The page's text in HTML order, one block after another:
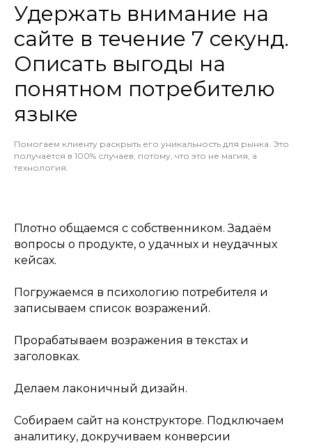
Удержать внимание на
сайте в течение 7 секунд.
Описать выгоды на
понятном потребителю
языке
Помогаем клиенту раскрыть его уникальность для рынка. Это
получается в 100% случаев, потому, что это не магия, а
технология.
Плотно общаемся с собственником. Задаём
вопросы о продукте, о удачных и неудачных
кейсах.
Погружаемся в психологию потребителя и
записываем список возражений.
Прорабатываем возражения в текстах и
заголовках.
Делаем лаконичный дизайн.
Собираем сайт на конструкторе. Подключаем
аналитику, докручиваем конверсии